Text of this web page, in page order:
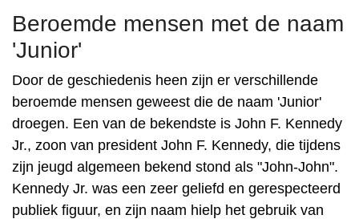
Beroemde mensen met de naam
'Junior'
Door de geschiedenis heen zijn er verschillende
beroemde mensen geweest die de naam 'Junior'
droegen. Een van de bekendste is John F. Kennedy
Jr., zoon van president John F. Kennedy, die tijdens
zijn jeugd algemeen bekend stond als "John-John".
Kennedy Jr. was een zeer geliefd en gerespecteerd
publiek figuur, en zijn naam hielp het gebruik van